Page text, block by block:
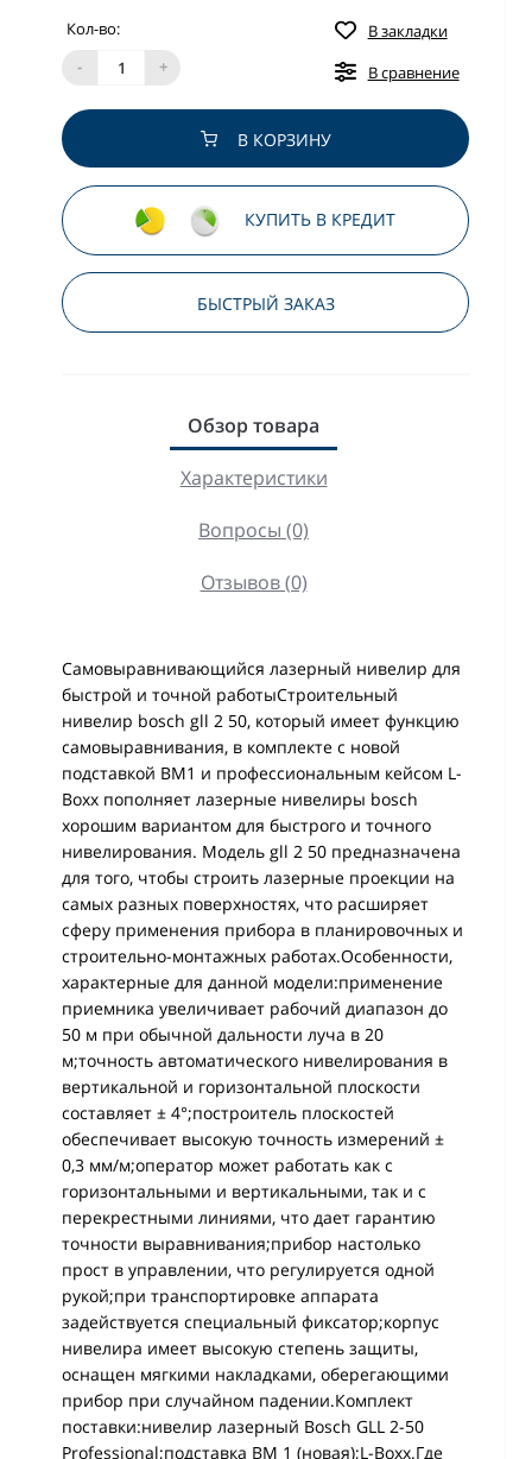
Кол-во:
-
+
В закладки
В сравнение
В КОРЗИНУ
КУПИТЬ В КРЕДИТ
БЫСТРЫЙ ЗАКАЗ
Обзор товара
Характеристики
Вопросы (0)
Отзывов (0)
Самовыравнивающийся лазерный нивелир для
быстрой и точной работыСтроительный
нивелир bosch gll 2 50, который имеет функцию
самовыравнивания, в комплекте с новой
подставкой ВМ1 и профессиональным кейсом L-
Boxx пополняет лазерные нивелиры bosch
хорошим вариантом для быстрого и точного
нивелирования. Модель gll 2 50 предназначена
для того, чтобы строить лазерные проекции на
самых разных поверхностях, что расширяет
сферу применения прибора в планировочных и
строительно-монтажных работах.Особенности,
характерные для данной модели:применение
приемника увеличивает рабочий диапазон до
50 м при обычной дальности луча в 20
м;точность автоматического нивелирования в
вертикальной и горизонтальной плоскости
составляет ± 4°;построитель плоскостей
обеспечивает высокую точность измерений ±
0,3 мм/м;оператор может работать как с
горизонтальными и вертикальными, так и с
перекрестными линиями, что дает гарантию
точности выравнивания;прибор настолько
прост в управлении, что регулируется одной
рукой;при транспортировке аппарата
задействуется специальный фиксатор;корпус
нивелира имеет высокую степень защиты,
оснащен мягкими накладками, оберегающими
прибор при случайном падении.Комплект
поставки:нивелир лазерный Bosch GLL 2-50
Professional;подставка BM 1 (новая);L-Boxx.Где